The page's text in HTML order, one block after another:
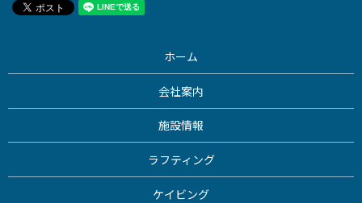
ホーム
会社案内
施設情報
ラフティング
ケイビング